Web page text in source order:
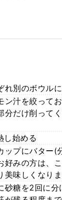
別のボウルに
ン汁を絞って
分だけ削って
し始める
ップにバター(
好みの方は、
美味しくなり
砂糖を2回に分